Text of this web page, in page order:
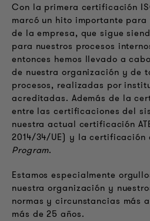
Con la primera certificación
marcó un hito importante
de la empresa, que sigue
para nuestros procesos
entonces hemos llevado a
de nuestra organización y de
procesos, realizadas por
acreditadas. Además de la
entre las certificaciones del
nuestra actual certificación
2014/34/UE) y la certificación
Program.
Estamos especialmente
nuestra organización y
normas y circunstancias más
más de 25 años.